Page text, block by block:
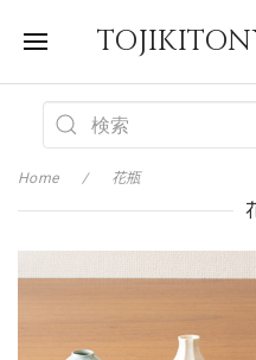
Home 花瓶